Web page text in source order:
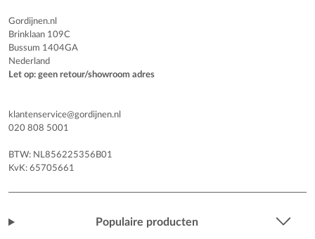
Gordijnen.nl
Brinklaan 109C
Bussum 1404GA
Nederland
Let op: geen retour/showroom adres
klantenservice@gordijnen.nl
020 808 5001
BTW: NL856225356B01
KvK: 65705661
Populaire producten